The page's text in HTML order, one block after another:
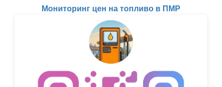
Мониторинг цен на топливо в ПМР